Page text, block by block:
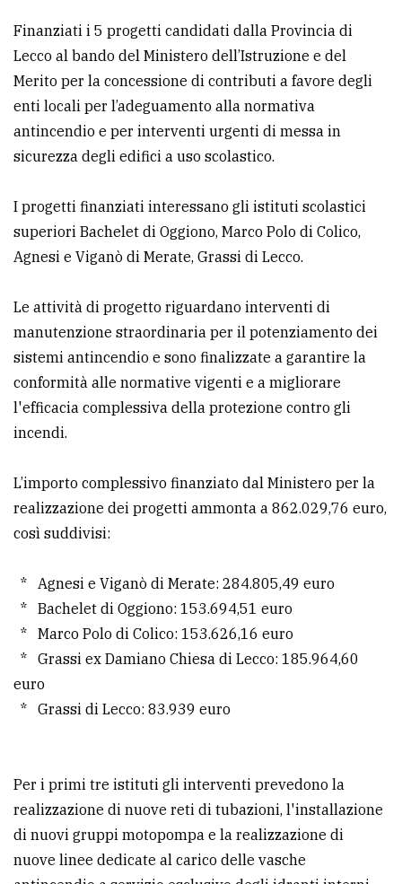
pubblicità
CERCA
Cerca
per
Ricerca
avanzata
LE
ALTRE
TESTATE
PRIVACY
Cookie
policy
Finanziati i 5 progetti candidati dalla Provincia di
Lecco al bando del Ministero dell’Istruzione e del
Merito per la concessione di contributi a favore degli
enti locali per l’adeguamento alla normativa
antincendio e per interventi urgenti di messa in
sicurezza degli edifici a uso scolastico.
I progetti finanziati interessano gli istituti scolastici
superiori Bachelet di Oggiono, Marco Polo di Colico,
Agnesi e Viganò di Merate, Grassi di Lecco.
Le attività di progetto riguardano interventi di
manutenzione straordinaria per il potenziamento dei
sistemi antincendio e sono finalizzate a garantire la
conformità alle normative vigenti e a migliorare
l'efficacia complessiva della protezione contro gli
incendi.
L’importo complessivo finanziato dal Ministero per la
realizzazione dei progetti ammonta a 862.029,76 euro,
così suddivisi:
* Agnesi e Viganò di Merate: 284.805,49 euro
* Bachelet di Oggiono: 153.694,51 euro
* Marco Polo di Colico: 153.626,16 euro
* Grassi ex Damiano Chiesa di Lecco: 185.964,60
euro
* Grassi di Lecco: 83.939 euro
Per i primi tre istituti gli interventi prevedono la
realizzazione di nuove reti di tubazioni, l'installazione
di nuovi gruppi motopompa e la realizzazione di
nuove linee dedicate al carico delle vasche